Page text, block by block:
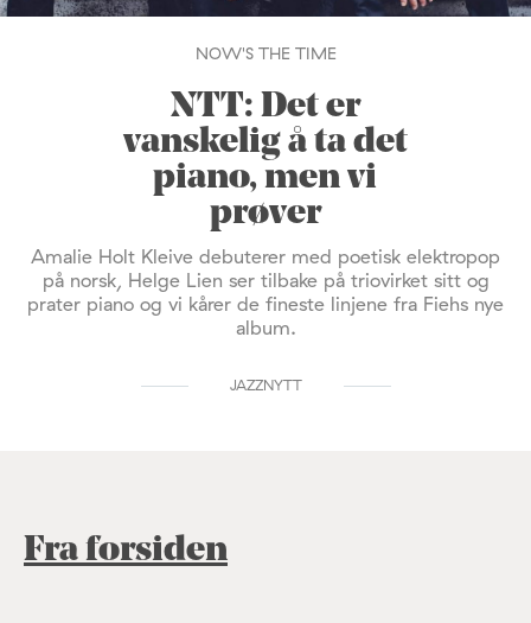
NOW'S THE TIME
NTT: Det er
vanskelig å ta det
piano, men vi
prøver
Amalie Holt Kleive debuterer med poetisk elektropop
på norsk, Helge Lien ser tilbake på triovirket sitt og
prater piano og vi kårer de fineste linjene fra Fiehs nye
album.
JAZZNYTT
Fra forsiden